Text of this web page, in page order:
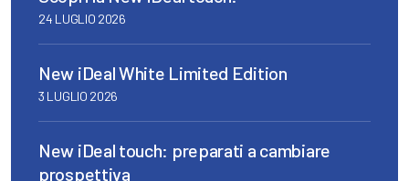
24 LUGLIO 2026
New iDeal White Limited Edition
3 LUGLIO 2026
New iDeal touch: preparati a cambiare
prospettiva